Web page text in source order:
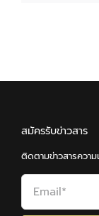
สมัครรับข่าวสาร
ติดตามข่าวสารควา